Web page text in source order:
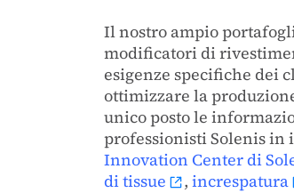
Il nostro ampio
modificatori di
esigenze specifiche dei
ottimizzare la
unico posto le
professionisti Solenis in
Innovation Center di
di tissue
, increspatura